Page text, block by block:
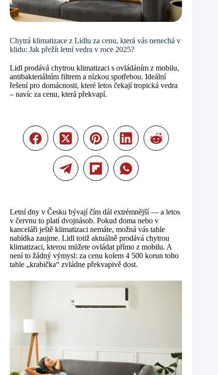
Chytrá klimatizace z Lidlu za cenu, která vás nenechá v
klidu: Jak přežít letní vedra v roce 2025?
Lidl prodává chytrou klimatizaci s ovládáním z mobilu,
antibakteriálním filtrem a nízkou spotřebou. Ideální
řešení pro domácnosti, které letos čekají tropická vedra
– navíc za cenu, která překvapí.
Letní dny v Česku bývají čím dál extrémnější — a letos
v červnu to platí dvojnásob. Pokud doma nebo v
kanceláři ještě klimatizaci nemáte, možná vás tahle
nabídka zaujme. Lidl totiž aktuálně prodává chytrou
klimatizaci, kterou můžete ovládat přímo z mobilu. A
není to žádný výmysl: za cenu kolem 4 500 korun toho
tahle „krabička“ zvládne překvapivě dost.